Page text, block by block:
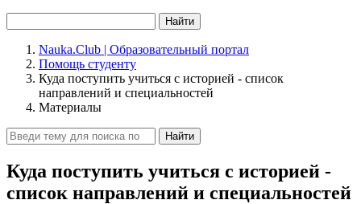
Найти
Nauka.Club | Образовательный портал
Помощь студенту
Куда поступить учиться с историей - список
направлений и специальностей
Материалы
Найти
Куда поступить учиться с историей -
список направлений и специальностей